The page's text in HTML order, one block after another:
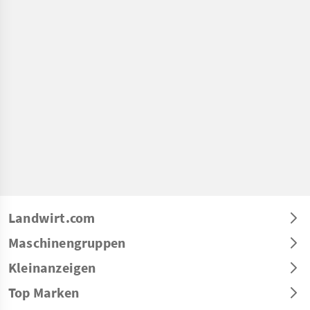
Landwirt.com
Maschinengruppen
Kleinanzeigen
Top Marken